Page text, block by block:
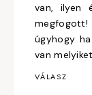
van, ilyen
megfogott!
úgyhogy
van
VÁLASZ